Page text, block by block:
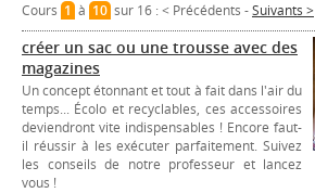
Cours 1à 10sur 16 :< Précédents -Suivants >
créer un sac ou une trousse avec des
magazines
Un concept étonnant et tout à fait dans l'air du
temps... Écolo et recyclables, ces accessoires
deviendront vite indispensables ! Encore faut-
il réussir à les exécuter parfaitement. Suivez
les conseils de notre professeur et lancez
vous !